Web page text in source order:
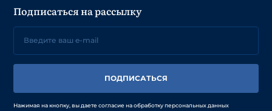
Подписаться на рассылку
ПОДПИСАТЬСЯ
Нажимая на кнопку, вы даете согласие на обработку персональных данных